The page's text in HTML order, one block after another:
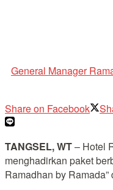
General Manager
Share on Facebook
TANGSEL, WT– Hotel
menghadirkan paket
Ramadhan by Ramada”